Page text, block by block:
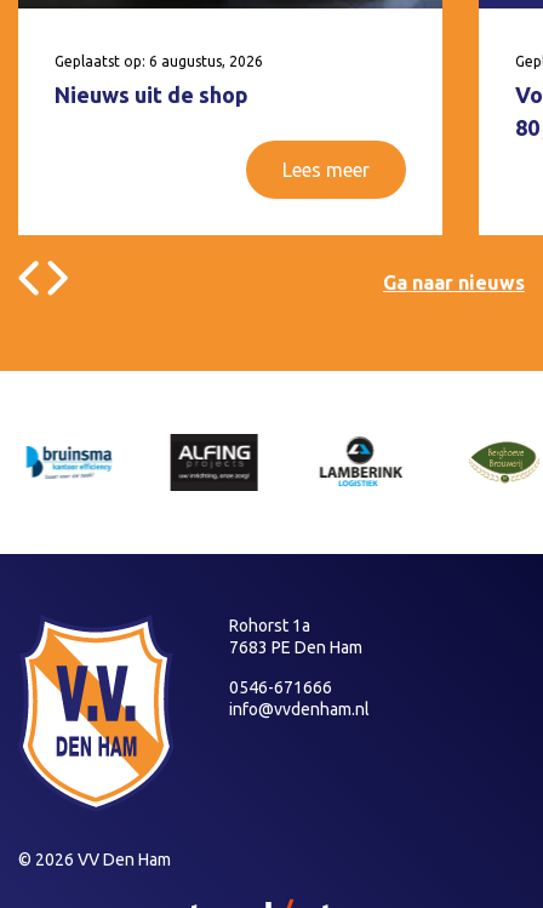
Geplaatst op: 6 augustus, 2026
Nieuws uit de shop
Lees meer
Ga naar nieuws
Rohorst 1a
7683 PE Den Ham
0546-671666
info@vvdenham.nl
© 2026 VV Den Ham